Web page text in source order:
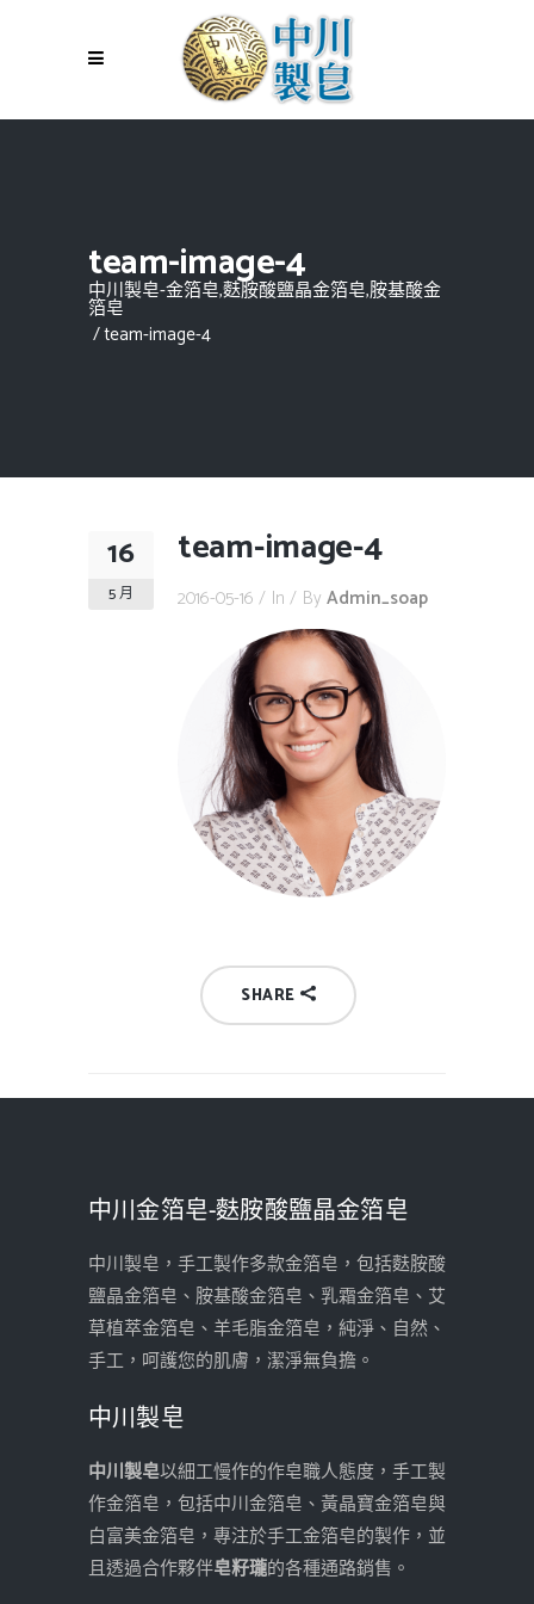
team-image-4
中川製皂-金箔皂,麩胺酸鹽晶金箔皂,胺基酸金
箔皂
/team-image-4
16
5 月
team-image-4
2016-05-16 In By Admin_soap
SHARE
中川金箔皂-麩胺酸鹽晶金箔皂
中川製皂，手工製作多款金箔皂，包括麩胺酸
鹽晶金箔皂、胺基酸金箔皂、乳霜金箔皂、艾
草植萃金箔皂、羊毛脂金箔皂，純淨、自然、
手工，呵護您的肌膚，潔淨無負擔。
中川製皂
中川製皂以細工慢作的作皂職人態度，手工製
作金箔皂，包括中川金箔皂、黃晶寶金箔皂與
白富美金箔皂，專注於手工金箔皂的製作，並
且透過合作夥伴皂籽瓏的各種通路銷售。